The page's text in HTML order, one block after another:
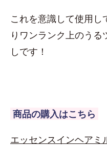
これを意識して使用し
りワンランク上のう
しです！
商品の購入はこちら
エッセンスインヘアミ